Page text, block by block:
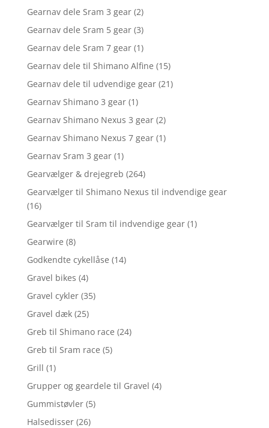
Gearnav dele Sram 3 gear (2)
Gearnav dele Sram 5 gear (3)
Gearnav dele Sram 7 gear (1)
Gearnav dele til Shimano Alfine (15)
Gearnav dele til udvendige gear (21)
Gearnav Shimano 3 gear (1)
Gearnav Shimano Nexus 3 gear (2)
Gearnav Shimano Nexus 7 gear (1)
Gearnav Sram 3 gear (1)
Gearvælger & drejegreb (264)
Gearvælger til Shimano Nexus til indvendige gear
(16)
Gearvælger til Sram til indvendige gear (1)
Gearwire (8)
Godkendte cykellåse (14)
Gravel bikes (4)
Gravel cykler (35)
Gravel dæk (25)
Greb til Shimano race (24)
Greb til Sram race (5)
Grill (1)
Grupper og geardele til Gravel (4)
Gummistøvler (5)
Halsedisser (26)